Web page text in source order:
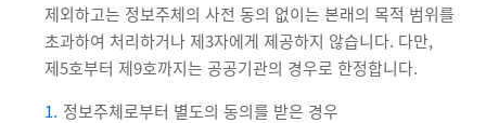
제외하고는 정보주체의 사전 동의 없이는 본래의 목적 범위를
초과하여 처리하거나 제3자에게 제공하지 않습니다. 다만,
제5호부터 제9호까지는 공공기관의 경우로 한정합니다.
1. 정보주체로부터 별도의 동의를 받은 경우